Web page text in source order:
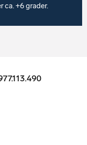
ca. +6 grader.